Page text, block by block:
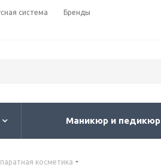
система Бренды
Маникюр и педикюр
косметика